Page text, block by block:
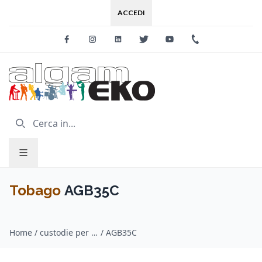
ACCEDI
FacebookInstagramLinkedinTwitter Youtube
Tobago AGB35C
Home / custodie per chitarra / Tobago / AGB35C